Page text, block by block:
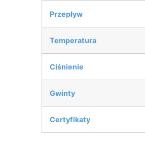
Przepływ
Temperatura
Ciśnienie
Gwinty
Certyfikaty